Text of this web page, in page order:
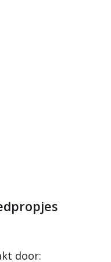
door: